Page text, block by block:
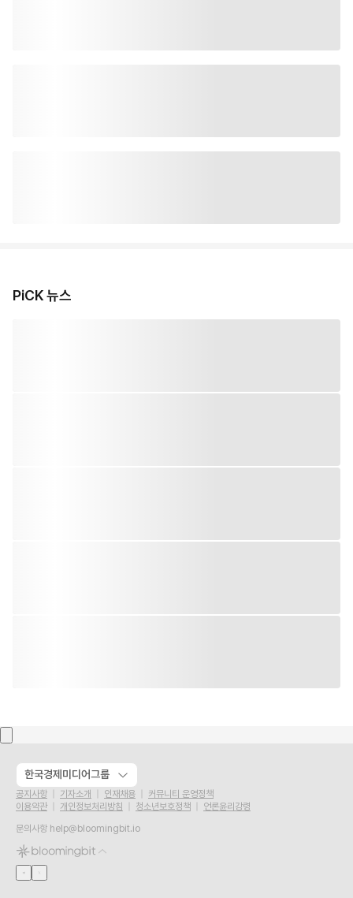
PiCK 뉴스
한국경제미디어그룹
공지사항 기자소개 인재채용
커뮤니티 운영정책
이용약관
개인정보처리방침 청소년보호정책
언론윤리강령
문의사항 help@bloomingbit.io